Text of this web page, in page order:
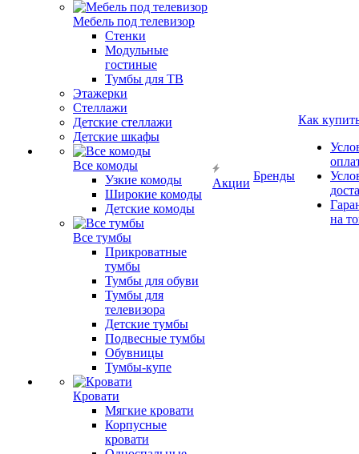
Мебель под телевизор
Стенки
Модульные
гостиные
Тумбы для ТВ
Этажерки
Стеллажи
Детские стеллажи
Детские шкафы
Все комоды
Узкие комоды
Широкие комоды
Детские комоды
Все тумбы
Прикроватные
тумбы
Тумбы для обуви
Тумбы для
телевизора
Детские тумбы
Подвесные тумбы
Обувницы
Тумбы-купе
Кровати
Мягкие кровати
Корпусные
кровати
Акции
Бренды
Как
на